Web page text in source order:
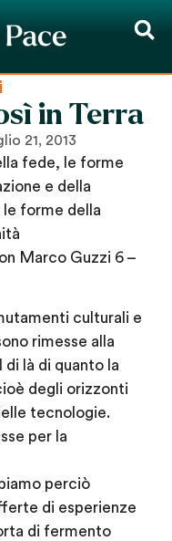
in Terra
21, 2013
fede, le forme
e della
le forme della
Marco Guzzi 6 –
culturali e
rimesse alla
di là di quanto la
degli orizzonti
tecnologie.
per la
perciò
di esperienze
di fermento